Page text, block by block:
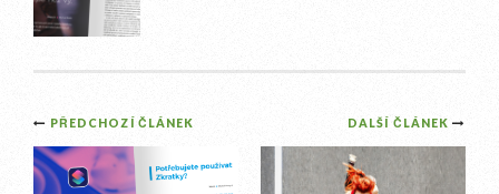
Post
navigation
DALŠÍ ČLÁNEK
PŘEDCHOZÍ ČLÁNEK